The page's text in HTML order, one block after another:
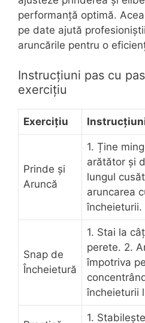
performanță optimă.
pe date ajută
aruncările pentru o
Instrucțiuni pas cu
exercițiu
Exercițiu
Prinde și
Aruncă
1. Ține
arătător și
lungul
aruncarea
încheieturii.
Snap de
Încheietură
1. Stai la
perete. 2.
împotriva
încheieturii
1.